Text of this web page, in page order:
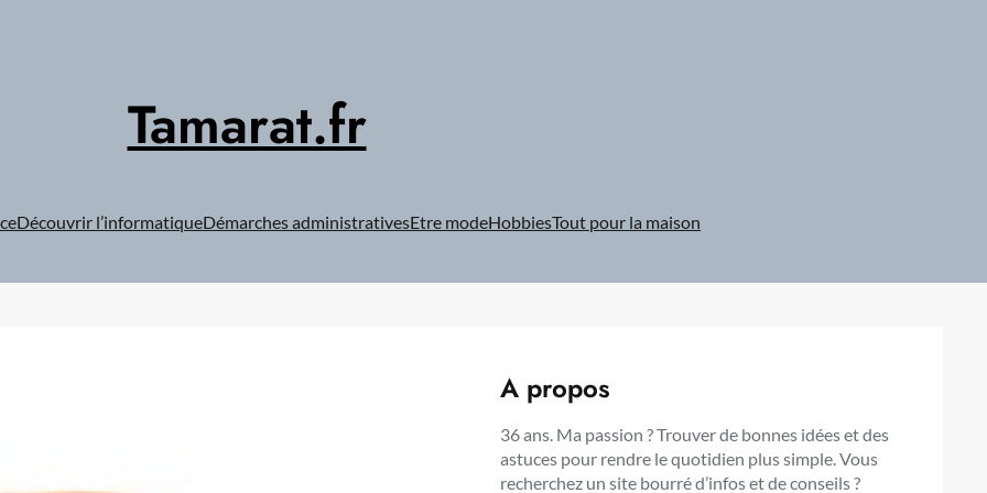
Tamarat.fr
Découvrir l’informatiqueDémarches administrativesEtre modeHobbiesTout pour la maison
A propos
36 ans. Ma passion ? Trouver de bonnes idées et des
astuces pour rendre le quotidien plus simple. Vous
recherchez un site bourré d’infos et de conseils ?